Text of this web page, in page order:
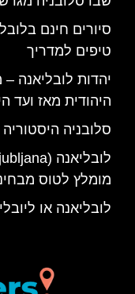
סיורים חינם
טיפים למדריך
יהדות לובליאנה
היהודית מאז ועד
סלובניה
מומלץ לטוס
לובליאנה או